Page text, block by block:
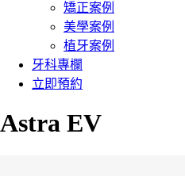
矯正案例
美學案例
植牙案例
牙科專欄
立即預約
Astra EV